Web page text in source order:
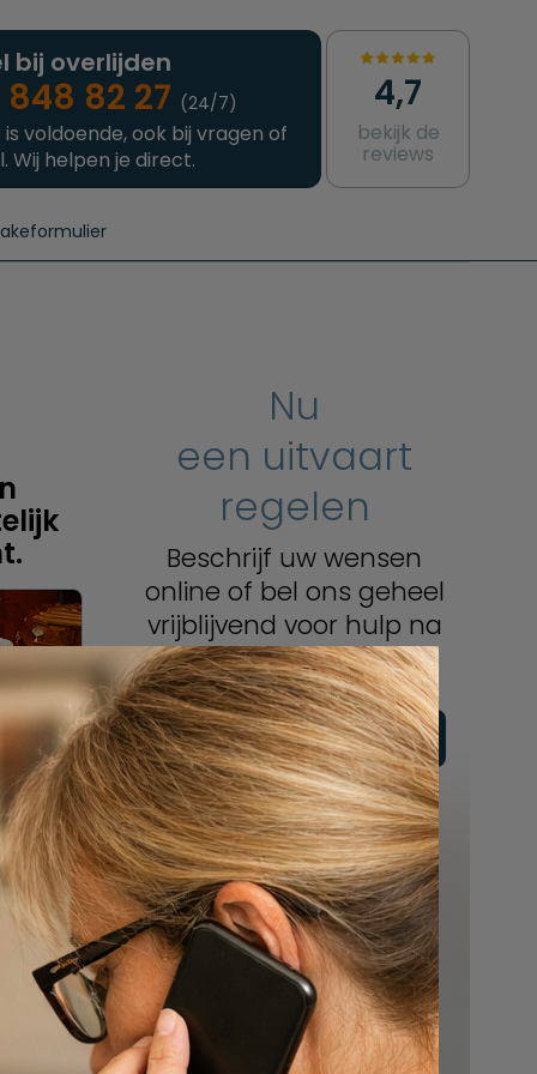
bij overlijden
82 27 (24/7)
voldoende, ook bij vragen of
Wij helpen je direct.
4,7
bekijk de
reviews
een
zijn
Nu
een uitvaart
regelen
Beschrijf uw wensen
online of bel ons geheel
vrijblijvend voor hulp na
een overlijden.
Vul hier uw wensen in
Of bel ons:
088 - 848 82 27
24/7 bereikbaar